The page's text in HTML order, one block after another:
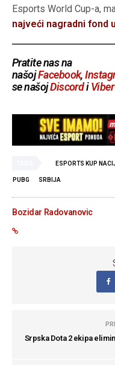
Esports World Cup-a,
najveći nagradni fond
Pratite nas na
našojFacebook,
se našojDiscordiViber
ESPORTS KUP
PUBG SRBIJA
Bozidar Radovanovic
Srpska Dota 2 ekipa